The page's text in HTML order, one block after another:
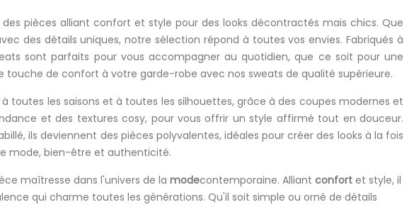
pièces alliant confort et style pour des looks décontractés mais chics. Que
des détails uniques, notre sélection répond à toutes vos envies. Fabriqués à
sont parfaits pour vous accompagner au quotidien, que ce soit pour une
touche de confort à votre garde-robe avec nos sweats de qualité supérieure.
toutes les saisons et à toutes les silhouettes, grâce à des coupes modernes et
et des textures cosy, pour vous offrir un style affirmé tout en douceur.
ils deviennent des pièces polyvalentes, idéales pour créer des looks à la fois
mode, bien-être et authenticité.
maîtresse dans l'univers de la modecontemporaine. Alliant confortet style, il
qui charme toutes les générations. Qu'il soit simple ou orné de détails